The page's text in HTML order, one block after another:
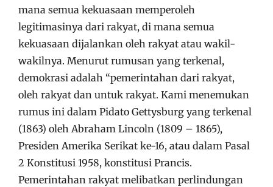
mana semua kekuasaan memperoleh
legitimasinya dari rakyat, di mana semua
kekuasaan dijalankan oleh rakyat atau wakil-
wakilnya. Menurut rumusan yang terkenal,
demokrasi adalah “pemerintahan dari rakyat,
oleh rakyat dan untuk rakyat. Kami menemukan
rumus ini dalam Pidato Gettysburg yang terkenal
(1863) oleh Abraham Lincoln (1809 – 1865),
Presiden Amerika Serikat ke-16, atau dalam Pasal
2 Konstitusi 1958, konstitusi Prancis.
Pemerintahan rakyat melibatkan perlindungan